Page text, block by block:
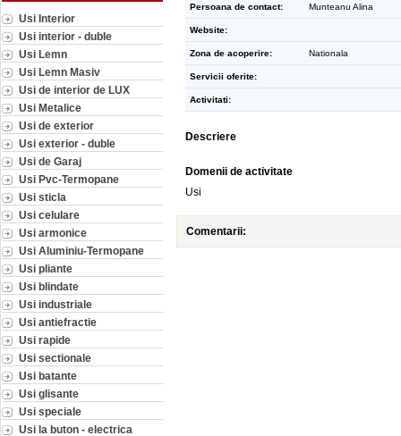
Usi Interior
Usi interior - duble
Usi Lemn
Usi Lemn Masiv
Usi de interior de LUX
Usi Metalice
Usi de exterior
Usi exterior - duble
Usi de Garaj
Usi Pvc-Termopane
Usi sticla
Usi celulare
Usi armonice
Usi Aluminiu-Termopane
Usi pliante
Usi blindate
Usi industriale
Usi antiefractie
Usi rapide
Usi sectionale
Usi batante
Usi glisante
Usi speciale
Usi la buton - electrica
Persoana de contact: Munteanu Alina
Website:
Zona de acoperire: Nationala
Servicii oferite:
Activitati:
Descriere
Domenii de activitate
Usi
Comentarii: